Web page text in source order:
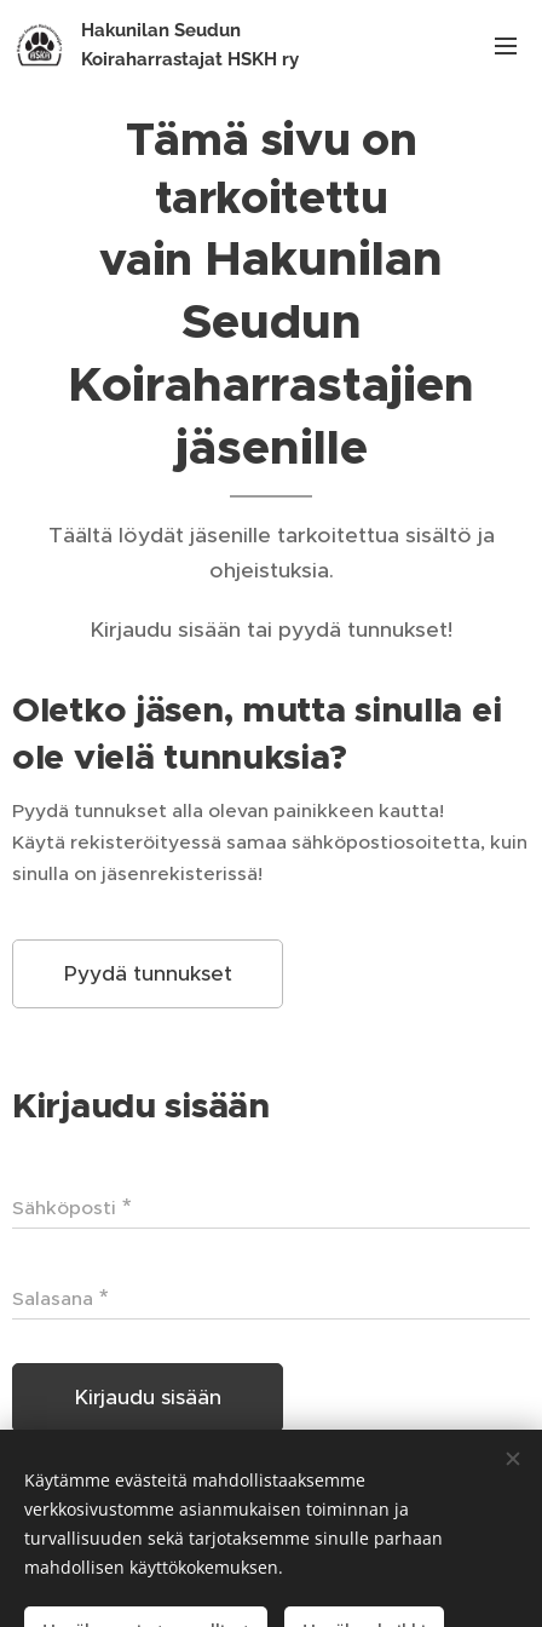
Hakunilan Seudun
Koiraharrastajat HSKH ry
Tämä sivu on
tarkoitettu
vain Hakunilan
Seudun
Koiraharrastajien
jäsenille
Täältä löydät jäsenille tarkoitettua sisältö ja
ohjeistuksia.
Kirjaudu sisään tai pyydä tunnukset!
Oletko jäsen, mutta sinulla ei
ole vielä tunnuksia?
Pyydä tunnukset alla olevan painikkeen kautta!
Käytä rekisteröityessä samaa sähköpostiosoitetta, kuin
sinulla on jäsenrekisterissä!
Pyydä tunnukset
Kirjaudu sisään
Sähköposti
Salasana
Kirjaudu sisään
Unohditko salasanasi?
Hakunilan Seudun Koiraharrastajat HSKH ry
Käytämme evästeitä mahdollistaaksemme
verkkosivustomme asianmukaisen toiminnan ja
turvallisuuden sekä tarjotaksemme sinulle parhaan
mahdollisen käyttökokemuksen.